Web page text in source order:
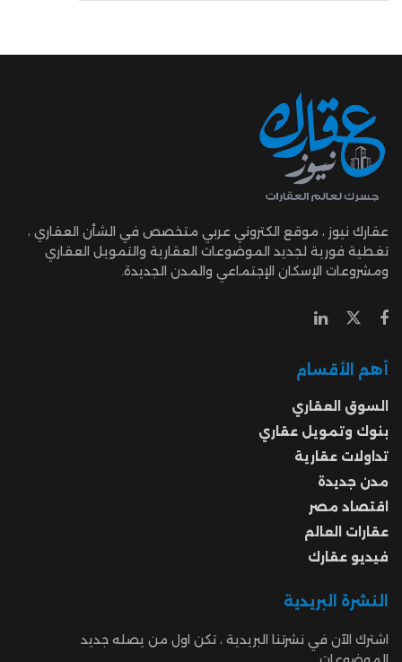
عقارك نيوز ، موقع الكتروني عربي متخصص في الشأن العقاري ،
تغطية فورية لجديد الموضوعات العقارية والتمويل العقاري
ومشروعات الإسكان الإجتماعي والمدن الجديدة.
أهم الأقسام
السوق العقاري
بنوك وتمويل عقاري
تداولات عقارية
مدن جديدة
اقتصاد مصر
عقارات العالم
فيديو عقارك
النشرة البريدية
اشترك الآن في نشرتنا البريدية ، تكن اول من يصله جديد